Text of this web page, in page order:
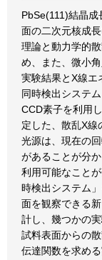
PbSe(111)結晶
面の二次元核成
理論と動力学的
め、また、微小
実験結果とX線エ
同時検出システ
CCD素子を利用
定した、散乱X線
光源は、現在の
があることが分
利用可能なこと
時検出システム
面を観察できる
計し、幾つかの実
試料表面からの
伝達関数を求め